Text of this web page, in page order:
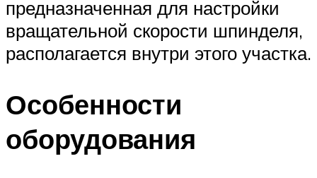
предназначенная для настройки
вращательной скорости шпинделя,
располагается внутри этого участка.
Особенности
оборудования